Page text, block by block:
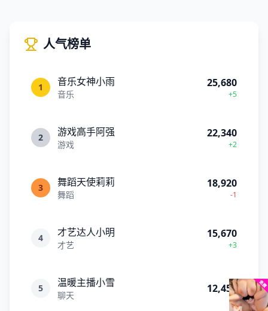
人气榜单
1 音乐女神小雨
音乐
25,680
+5
2 游戏高手阿强
游戏
22,340
+2
3 舞蹈天使莉莉
舞蹈
18,920
-1
4 才艺达人小明
才艺
15,670
+3
5 温暖主播小雪
聊天
12,450